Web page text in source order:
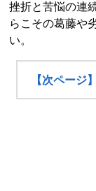
挫折と苦悩の連
らこその葛藤や
い。
【次ペー